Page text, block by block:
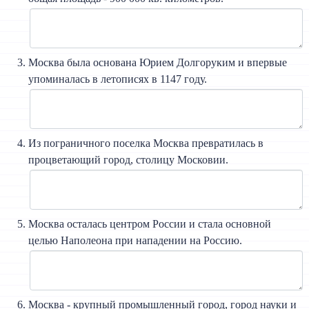
Москва была основана Юрием Долгоруким и впервые
упоминалась в летописях в 1147 году.
Из пограничного поселка Москва превратилась в
процветающий город, столицу Московии.
Москва осталась центром России и стала основной
целью Наполеона при нападении на Россию.
Москва - крупный промышленный город, город науки и